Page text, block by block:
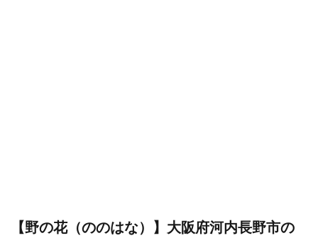
【野の花（ののはな）】大阪府河内長野市の